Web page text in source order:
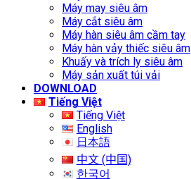
Máy may siêu âm
Máy cắt siêu âm
Máy hàn siêu âm cầm tay
Máy hàn vảy thiếc siêu âm
Khuấy và trích ly siêu âm
Máy sản xuất túi vải
DOWNLOAD
Tiếng Việt
Tiếng Việt
English
日本語
中文 (中国)
한국어